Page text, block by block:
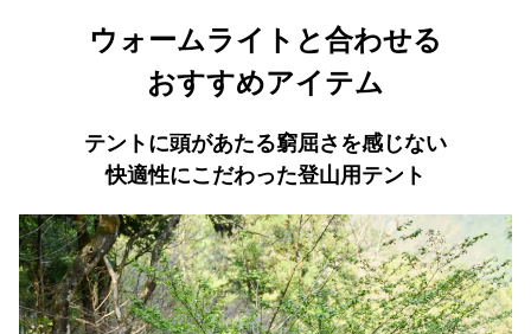
ウォームライトと合わせる
おすすめアイテム
テントに頭があたる窮屈さを感じない
快適性にこだわった登山用テント